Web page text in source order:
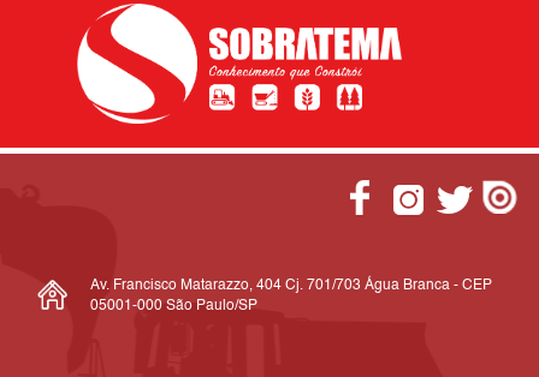
Av. Francisco Matarazzo, 404 Cj. 701/703 Água Branca - CEP
05001-000 São Paulo/SP